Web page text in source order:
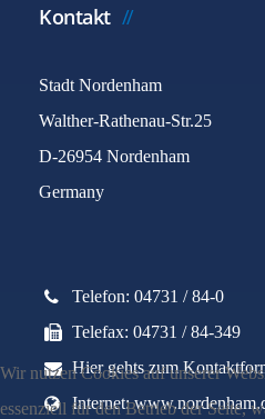
Kontakt
Stadt Nordenham
Walther-Rathenau-Str.25
D-26954 Nordenham
Germany
Telefon: 04731 / 84-0
Telefax: 04731 / 84-349
Hier gehts zum
Internet:
Wir nutzen Cookies auf unserer
essenziell für den Betrieb der Seite,